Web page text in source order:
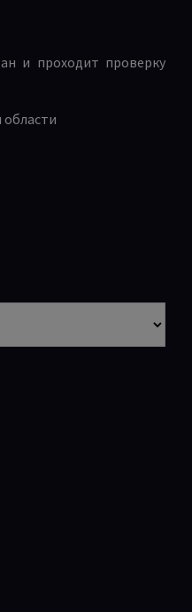
и проходит проверку
области